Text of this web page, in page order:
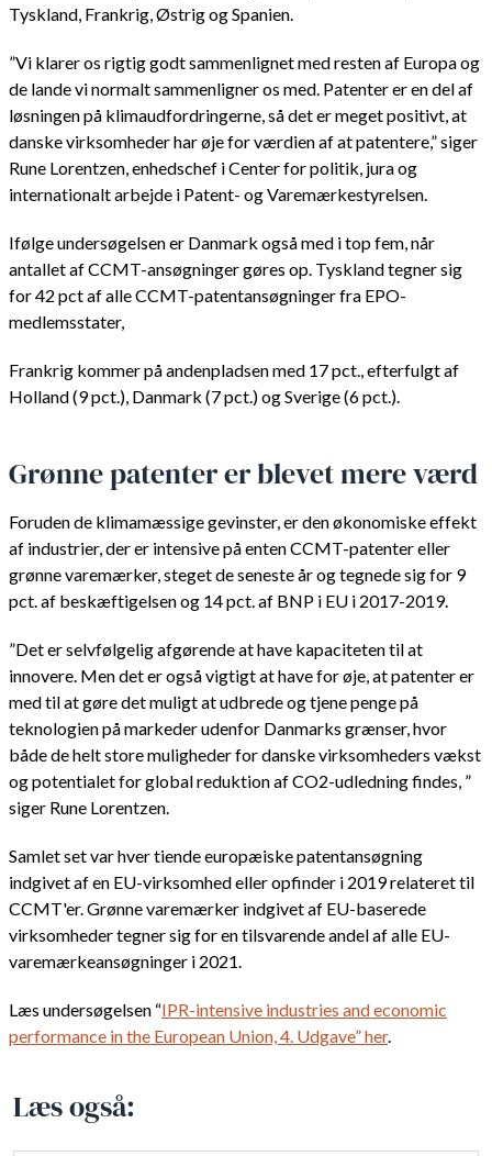
Tyskland, Frankrig, Østrig og Spanien.
”Vi klarer os rigtig godt sammenlignet med resten af Europa og
de lande vi normalt sammenligner os med. Patenter er en del af
løsningen på klimaudfordringerne, så det er meget positivt, at
danske virksomheder har øje for værdien af at patentere,” siger
Rune Lorentzen, enhedschef i Center for politik, jura og
internationalt arbejde i Patent- og Varemærkestyrelsen.
Ifølge undersøgelsen er Danmark også med i top fem, når
antallet af CCMT-ansøgninger gøres op. Tyskland tegner sig
for 42 pct af alle CCMT-patentansøgninger fra EPO-
medlemsstater,
Frankrig kommer på andenpladsen med 17 pct., efterfulgt af
Holland (9 pct.), Danmark (7 pct.) og Sverige (6 pct.).
Grønne patenter er blevet mere værd
Foruden de klimamæssige gevinster, er den økonomiske effekt
af industrier, der er intensive på enten CCMT-patenter eller
grønne varemærker, steget de seneste år og tegnede sig for 9
pct. af beskæftigelsen og 14 pct. af BNP i EU i 2017-2019.
”Det er selvfølgelig afgørende at have kapaciteten til at
innovere. Men det er også vigtigt at have for øje, at patenter er
med til at gøre det muligt at udbrede og tjene penge på
teknologien på markeder udenfor Danmarks grænser, hvor
både de helt store muligheder for danske virksomheders vækst
og potentialet for global reduktion af CO2-udledning findes, ”
siger Rune Lorentzen.
Samlet set var hver tiende europæiske patentansøgning
indgivet af en EU-virksomhed eller opfinder i 2019 relateret til
CCMT'er. Grønne varemærker indgivet af EU-baserede
virksomheder tegner sig for en tilsvarende andel af alle EU-
varemærkeansøgninger i 2021.
Læs undersøgelsen “IPR-intensive industries and economic
performance in the European Union, 4. Udgave” her.
Læs også: